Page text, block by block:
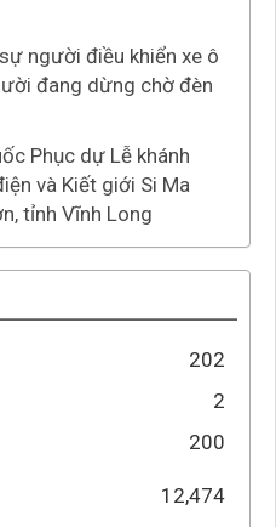
người điều khiển xe ô
đang dừng chờ đèn
Phục dự Lễ khánh
và Kiết giới Si Ma
tỉnh Vĩnh Long
202
2
200
12,474